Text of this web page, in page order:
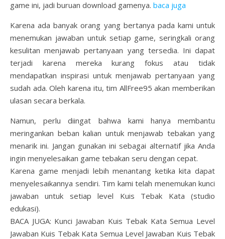
game ini, jadi buruan download gamenya. baca juga
Karena ada banyak orang yang bertanya pada kami untuk
menemukan jawaban untuk setiap game, seringkali orang
kesulitan menjawab pertanyaan yang tersedia. Ini dapat
terjadi karena mereka kurang fokus atau tidak
mendapatkan inspirasi untuk menjawab pertanyaan yang
sudah ada. Oleh karena itu, tim AllFree95 akan memberikan
ulasan secara berkala.
Namun, perlu diingat bahwa kami hanya membantu
meringankan beban kalian untuk menjawab tebakan yang
menarik ini. Jangan gunakan ini sebagai alternatif jika Anda
ingin menyelesaikan game tebakan seru dengan cepat.
Karena game menjadi lebih menantang ketika kita dapat
menyelesaikannya sendiri. Tim kami telah menemukan kunci
jawaban untuk setiap level Kuis Tebak Kata (studio
edukasi).
BACA JUGA: Kunci Jawaban Kuis Tebak Kata Semua Level
Jawaban Kuis Tebak Kata Semua Level Jawaban Kuis Tebak